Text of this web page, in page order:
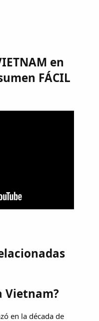
en
FÁCIL
Vietnam?
en la década de